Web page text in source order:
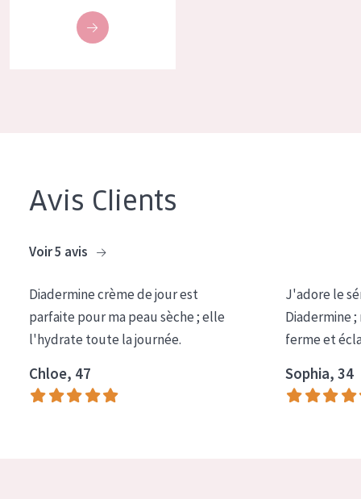
Avis Clients
Voir 5 avis
Diadermine crème de jour est
parfaite pour ma peau sèche ; elle
l'hydrate toute la journée.
Chloe, 47
J'adore le
Diadermine
ferme et
Sophia, 34